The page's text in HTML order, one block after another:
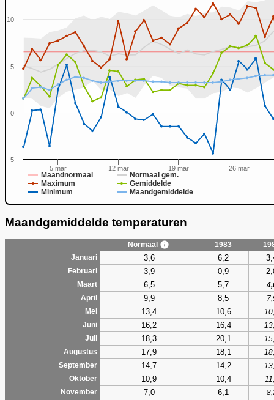
Maandnormaal
Normaal gem.
Maximum
Gemiddelde
Minimum
Maandgemiddelde
5 mar 12 mar 19 mar 26 mar
-5
0
5
10
Maandgemiddelde temperaturen
Normaal 1983
Januari
3,6 6,2
Februari 3,9 0,9
Maart 6,5 5,7
April
9,9 8,5
Mei
13,4 10,6
Juni
16,2 16,4
Juli
18,3 20,1
Augustus
17,9 18,1
September
14,7 14,2
Oktober
10,9 10,4
November
7,0 6,1